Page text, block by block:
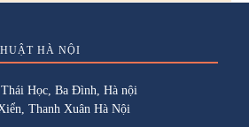
HÀ NỘI
Học, Ba Đình, Hà nội
Thanh Xuân Hà Nội